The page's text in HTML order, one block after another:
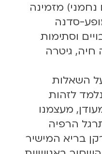
מזמינה
סדנה
וסתימות
חיה, גיטרה
השאלות
לזהות
מעצמנו
הרפיה
בריא המישיר